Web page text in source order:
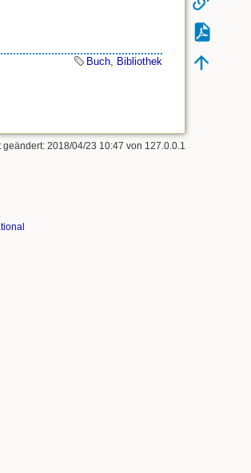
Buch, Bibliothek
geändert: 2018/04/23 10:47 von 127.0.0.1